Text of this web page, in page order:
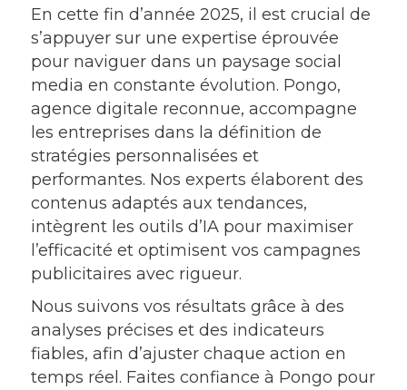
En cette fin d’année 2025, il est crucial de
s’appuyer sur une expertise éprouvée
pour naviguer dans un paysage social
media en constante évolution. Pongo,
agence digitale reconnue, accompagne
les entreprises dans la définition de
stratégies personnalisées et
performantes. Nos experts élaborent des
contenus adaptés aux tendances,
intègrent les outils d’IA pour maximiser
l’efficacité et optimisent vos campagnes
publicitaires avec rigueur.
Nous suivons vos résultats grâce à des
analyses précises et des indicateurs
fiables, afin d’ajuster chaque action en
temps réel. Faites confiance à Pongo pour